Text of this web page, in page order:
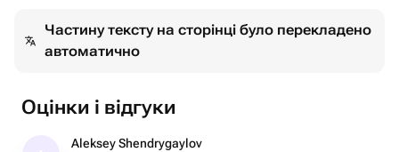
- шар Баблс с конфетти и индивидуальной надписью
- шар фольгированный в виде мордочки кошечки
Все шары обработаны специальной жидкостью, что
позволяет увеличить время полета от 3 дней и больше.
Мини шарики летают 1 день, поскольку в них меньшее
Частину тексту на сторінці було перекладено
автоматично
Оцінки і відгуки
Aleksey Shendrygaylov